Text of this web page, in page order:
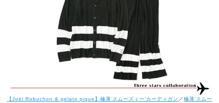
【Joël Robuchon & gelato pique】極薄’スムーズィー’カーディガン ／極薄’スムー